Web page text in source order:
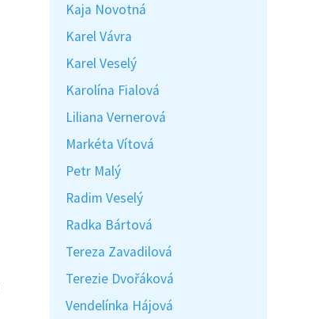
Kaja Novotná
Karel Vávra
Karel Veselý
Karolína Fialová
Liliana Vernerová
Markéta Vítová
Petr Malý
Radim Veselý
Radka Bártová
Tereza Zavadilová
Terezie Dvořáková
Vendelínka Hájová